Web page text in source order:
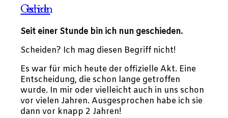
Geschieden
Seit einer Stunde bin ich nun geschieden.
Scheiden? Ich mag diesen Begriff nicht!
Es war für mich heute der offizielle Akt. Eine
Entscheidung, die schon lange getroffen
wurde. In mir oder vielleicht auch in uns schon
vor vielen Jahren. Ausgesprochen habe ich sie
dann vor knapp 2 Jahren!